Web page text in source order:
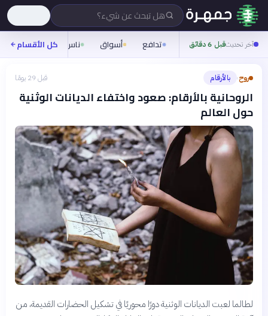
هل تبحث عن شيء؟
آخر تحديثقبل 6 دقائق تدافع أسواق ناس روح
كل الأقسام
روح› بالأرقام قبل 29 يومًا
الروحانية بالأرقام: صعود واختفاء الديانات الوثنية
حول العالم
لطالما لعبت الديانات الوثنية دورًا محوريًا في تشكيل الحضارات القديمة، من